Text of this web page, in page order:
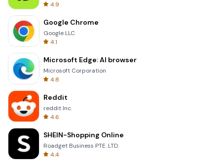
4.9
Google Chrome
Google LLC
4.1
Microsoft Edge: AI browser
Microsoft Corporation
4.8
Reddit
reddit Inc.
4.6
SHEIN-Shopping Online
Roadget Business PTE. LTD.
4.4